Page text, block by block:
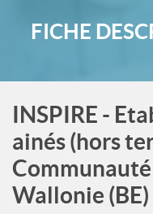
FICHE
INSPIRE -
ainés (hors
Wallonie (BE)